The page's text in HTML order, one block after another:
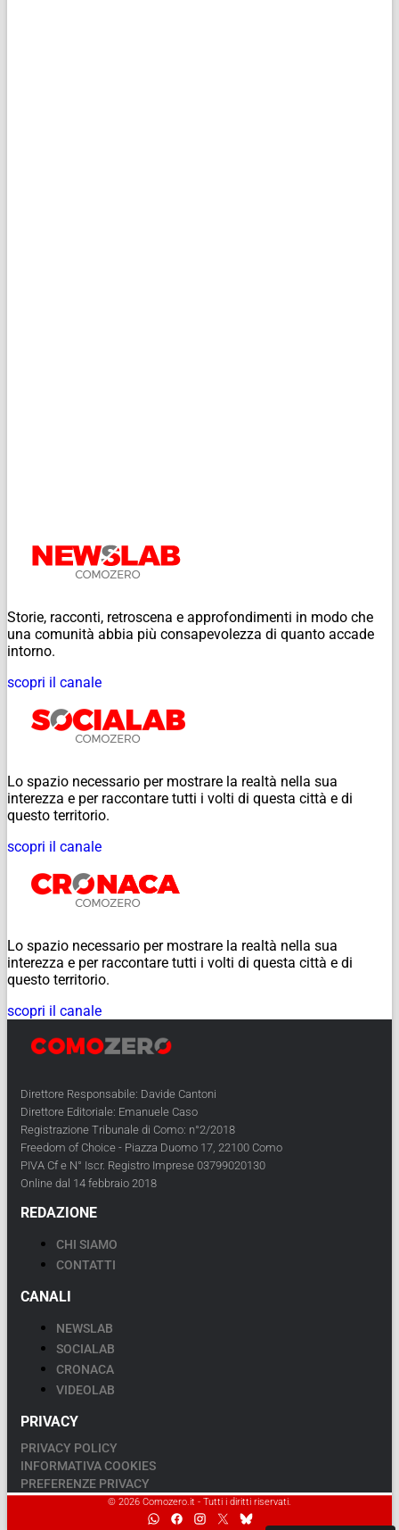
Storie, racconti, retroscena e approfondimenti in modo che
una comunità abbia più consapevolezza di quanto accade
intorno.
scopri il canale
Lo spazio necessario per mostrare la realtà nella sua
interezza e per raccontare tutti i volti di questa città e di
questo territorio.
scopri il canale
Lo spazio necessario per mostrare la realtà nella sua
interezza e per raccontare tutti i volti di questa città e di
questo territorio.
scopri il canale
Direttore Responsabile: Davide Cantoni
Direttore Editoriale: Emanuele Caso
Registrazione Tribunale di Como: n°2/2018
Freedom of Choice - Piazza Duomo 17, 22100 Como
PIVA Cf e N° Iscr. Registro Imprese 03799020130
Online dal 14 febbraio 2018
REDAZIONE
CHI SIAMO
CONTATTI
CANALI
NEWSLAB
SOCIALAB
CRONACA
VIDEOLAB
PRIVACY
PRIVACY POLICY
INFORMATIVA COOKIES
PREFERENZE PRIVACY
© 2026 Comozero.it - Tutti i diritti riservati.